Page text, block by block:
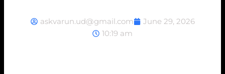
askvarun.ud@gmail.com
June 29, 2026
10:19 am